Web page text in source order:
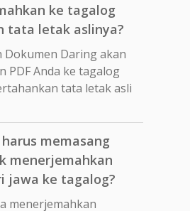
ke tagalog
tata letak aslinya?
Dokumen Daring akan
PDF Anda ke tagalog
tata letak asli
memasang
menerjemahkan
jawa ke tagalog?
menerjemahkan